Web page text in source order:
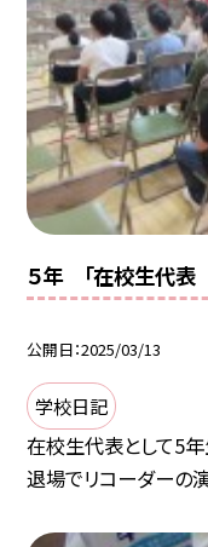
５年 「在校生代表
公開日 2025/03/13
学校日記
在校生代表として5
退場でリコーダーの